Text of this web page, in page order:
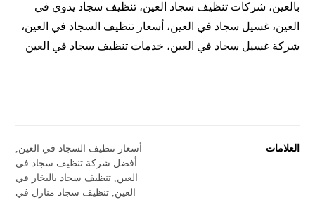
بالعين، شركات تنظيف سجاد العين، تنظيف سجاد يدوي في
العين، غسيل سجاد في العين، أسعار تنظيف السجاد في العين،
شركة غسيل سجاد في العين، خدمات تنظيف سجاد في العين
العلامات أسعار تنظيف السجاد في العين
أفضل شركة تنظيف سجاد في
العين تنظيف سجاد بالبخار في
العين تنظيف سجاد منازل في